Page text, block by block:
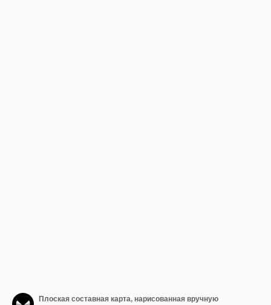
Плоская составная карта, нарисованная вручную